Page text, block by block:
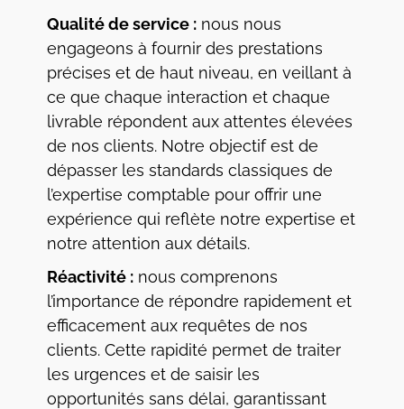
Qualité de service : nous nous
engageons à fournir des prestations
précises et de haut niveau, en veillant à
ce que chaque interaction et chaque
livrable répondent aux attentes élevées
de nos clients. Notre objectif est de
dépasser les standards classiques de
l’expertise comptable pour offrir une
expérience qui reflète notre expertise et
notre attention aux détails.
Réactivité : nous comprenons
l’importance de répondre rapidement et
efficacement aux requêtes de nos
clients. Cette rapidité permet de traiter
les urgences et de saisir les
opportunités sans délai, garantissant